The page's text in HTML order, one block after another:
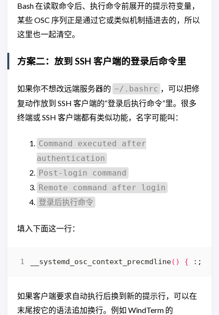
Bash 在读取命令后、执行命令前展开的提示符变量，
某些 OSC 序列正是通过它或类似机制插进去的，所以
这里也一起清空。
方案二：放到 SSH 客户端的登录后命令里
如果你不想改远端服务器的 ~/.bashrc ，可以把修
复动作放到 SSH 客户端的“登录后执行命令”里。很多
终端或 SSH 客户端都有类似功能，名字可能叫：
Command executed after
authentication
Post-login command
Remote command after login
登录后执行命令
填入下面这一行：
__systemd_osc_context_precmdline() { : ;
如果客户端要求自动执行后换到新的提示行，可以在
末尾按它的语法追加换行。例如 WindTerm 的